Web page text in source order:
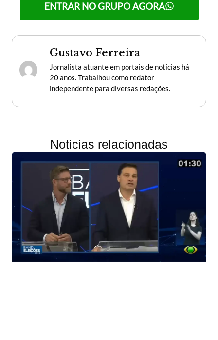
ENTRAR NO GRUPO AGORA
Gustavo Ferreira
Jornalista atuante em portais de notícias há
20 anos. Trabalhou como redator
independente para diversas redações.
Noticias relacionadas